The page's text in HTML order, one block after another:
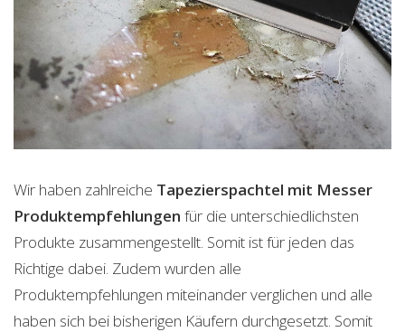
Wir haben zahlreiche Tapezierspachtel mit Messer
Produktempfehlungen für die unterschiedlichsten
Produkte zusammengestellt. Somit ist für jeden das
Richtige dabei. Zudem wurden alle
Produktempfehlungen miteinander verglichen und alle
haben sich bei bisherigen Käufern durchgesetzt. Somit